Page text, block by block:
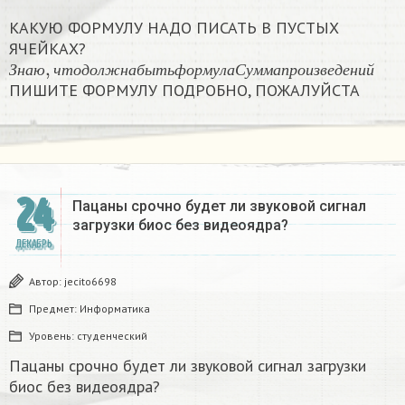
КАКУЮ ФОРМУЛУ НАДО ПИСАТЬ В ПУСТЫХ
ЯЧЕЙКАХ?
З н а ю чт о д олжна бытьф орм ула С уммапр о изве ден и й
Знаю,что ф д
ПИШИТЕ ФОРМУЛУ ПОДРОБНО, ПОЖАЛУЙСТА
24
ДЕКАБРЬ
Пацаны срочно будет ли звуковой сигнал
загрузки биос без видеоядра?​
Автор: jecito6698
Предмет: Информатика
Уровень: студенческий
Пацаны срочно будет ли звуковой сигнал загрузки
биос без видеоядра?​